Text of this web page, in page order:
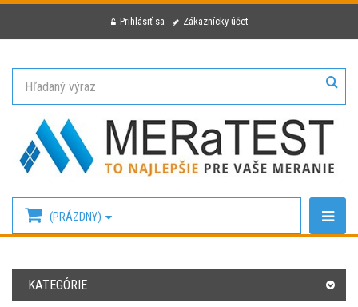
Prihlásiť sa Zákaznícky účet
(PRÁZDNY)
KATEGÓRIE